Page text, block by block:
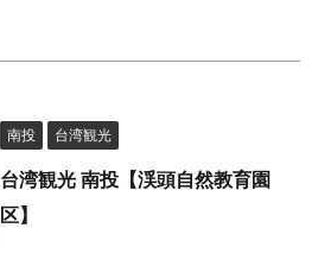
南投 台湾観光
台湾観光 南投【渓頭自然教育園
区】